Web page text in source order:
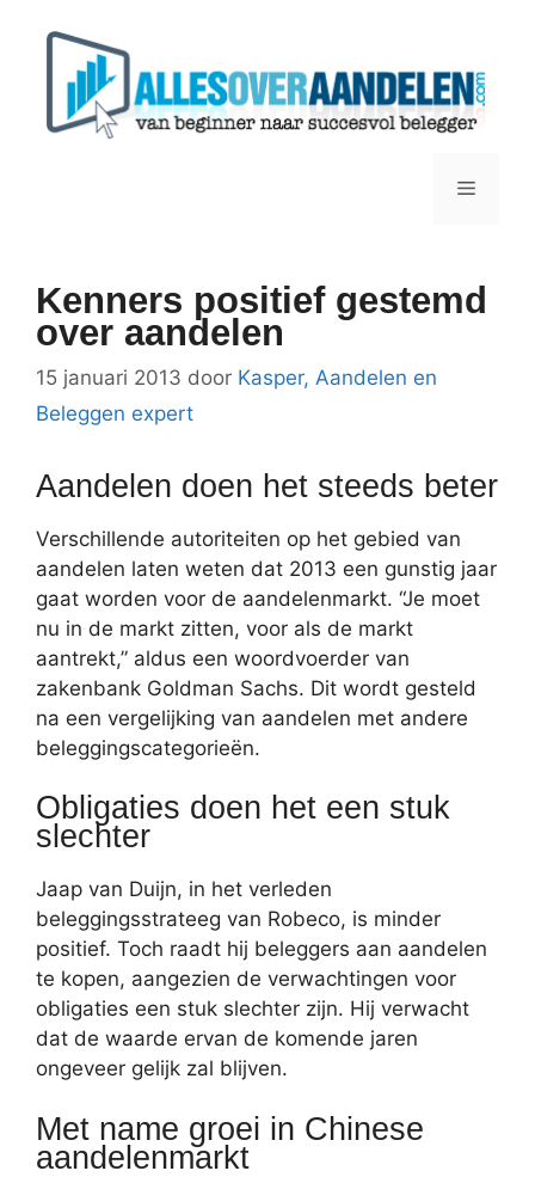
Menu
Kenners positief gestemd
over aandelen
15 januari 2013 door Kasper, Aandelen en
Beleggen expert
Aandelen doen het steeds beter
Verschillende autoriteiten op het gebied van
aandelen laten weten dat 2013 een gunstig jaar
gaat worden voor de aandelenmarkt. “Je moet
nu in de markt zitten, voor als de markt
aantrekt,” aldus een woordvoerder van
zakenbank Goldman Sachs. Dit wordt gesteld
na een vergelijking van aandelen met andere
beleggingscategorieën.
Obligaties doen het een stuk
slechter
Jaap van Duijn, in het verleden
beleggingsstrateeg van Robeco, is minder
positief. Toch raadt hij beleggers aan aandelen
te kopen, aangezien de verwachtingen voor
obligaties een stuk slechter zijn. Hij verwacht
dat de waarde ervan de komende jaren
ongeveer gelijk zal blijven.
Met name groei in Chinese
aandelenmarkt